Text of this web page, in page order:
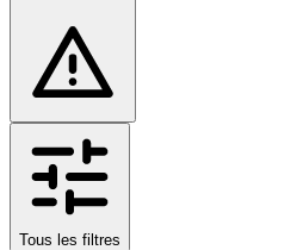
Tous les filtres